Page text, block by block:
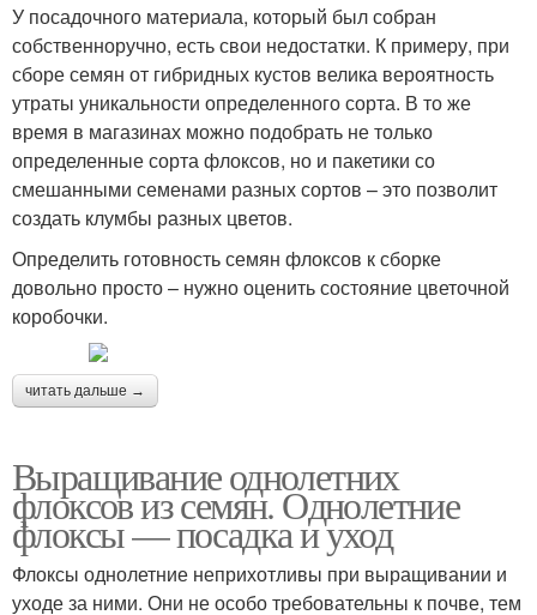
У посадочного материала, который был собран
собственноручно, есть свои недостатки. К примеру, при
сборе семян от гибридных кустов велика вероятность
утраты уникальности определенного сорта. В то же
время в магазинах можно подобрать не только
определенные сорта флоксов, но и пакетики со
смешанными семенами разных сортов – это позволит
создать клумбы разных цветов.
Определить готовность семян флоксов к сборке
довольно просто – нужно оценить состояние цветочной
коробочки.
читать дальше →
Выращивание однолетних
флоксов из семян. Однолетние
флоксы — посадка и уход
Флоксы однолетние неприхотливы при выращивании и
уходе за ними. Они не особо требовательны к почве, тем